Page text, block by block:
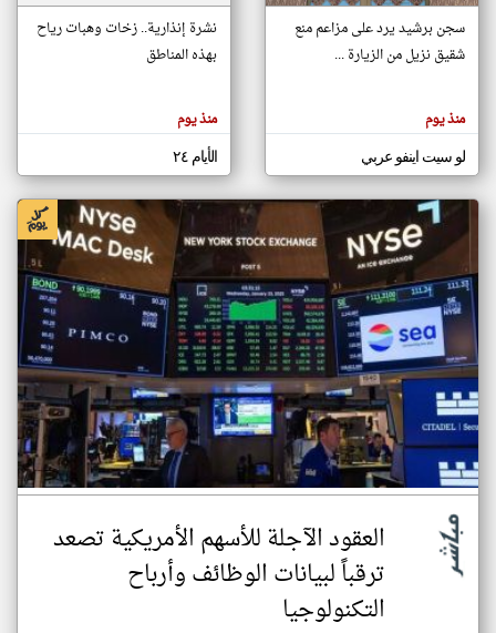
مصادر الأخبار من المغرب
اخبار المغرب على مدار الساعة
أهم اخبار المغرب العاجلة والمباشرة
المقالات
الموجوده
هنا عن
وجهة
نظر
كاتبيها.
سجن برشيد يرد على مزاعم منع
شقيق نزيل من الزيارة ...
منذ يوم
لو سيت اينفو عربي
نشرة إنذارية.. زخات وهبات رياح
بهذه المناطق
منذ يوم
الأيام ٢٤
العقود الآجلة للأسهم الأمريكية تصعد
ترقباً لبيانات الوظائف وأرباح
التكنولوجيا
klyoum.com